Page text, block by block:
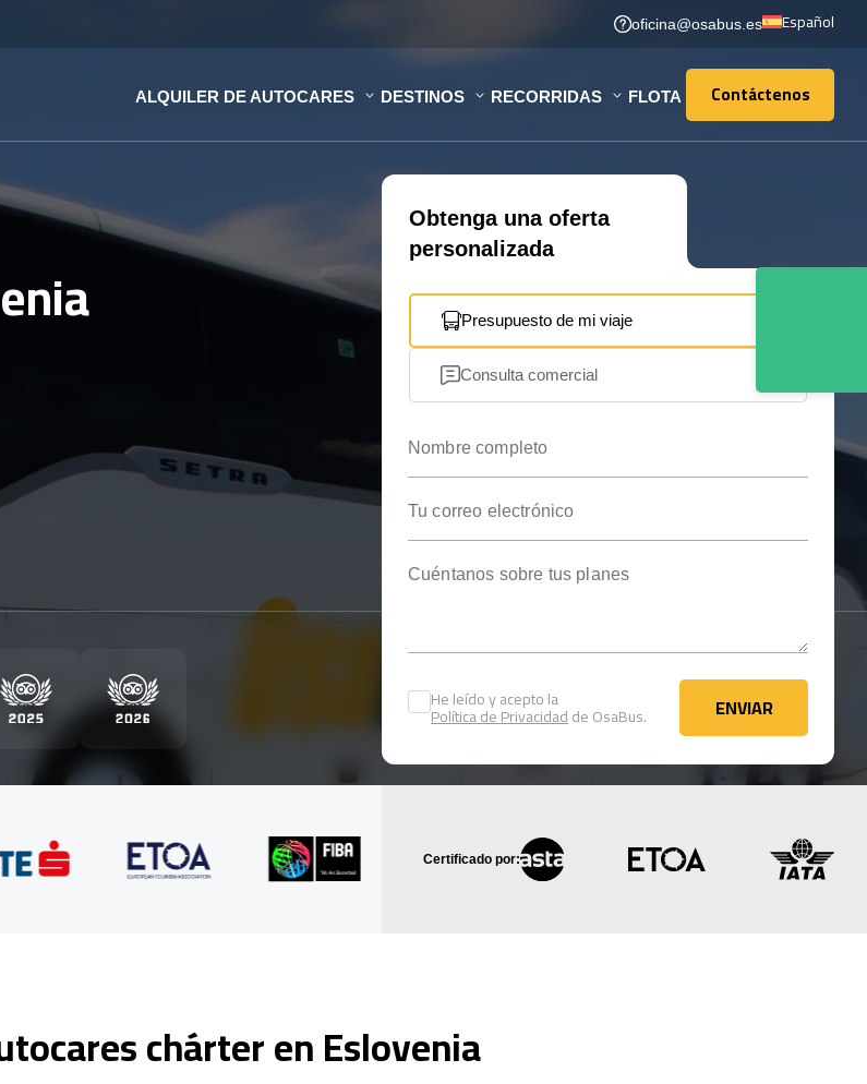
oficina@osabus.es Español
ALQUILER DE AUTOCARES DESTINOS RECORRIDAS FLOTA Contáctenos
Contáctenos
Obtenga una oferta
personalizada
Presupuesto de mi viaje
Consulta comercial
He leído y acepto la
Política de Privacidadde OsaBus. ENVIAR
ENVIAR
Certificado por:
chárter en Eslovenia